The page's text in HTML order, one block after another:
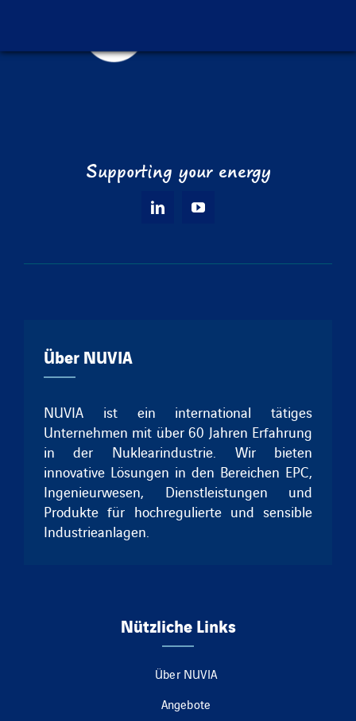
Supporting your energy
Über NUVIA
NUVIA ist ein international tätiges
Unternehmen mit über 60 Jahren Erfahrung
in der Nuklearindustrie. Wir bieten
innovative Lösungen in den Bereichen EPC,
Ingenieurwesen, Dienstleistungen und
Produkte für hochregulierte und sensible
Industrieanlagen.
Nützliche Links
Über NUVIA
Angebote